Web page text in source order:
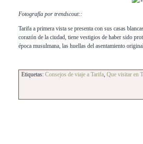
Fotografía por trendscout::
Tarifa a primera vista se presenta con sus casas
corazón de la ciudad, tiene vestigios de haber sido
época musulmana, las huellas del asentamiento
Etiquetas: Consejos de viaje a Tarifa, Que visitar en